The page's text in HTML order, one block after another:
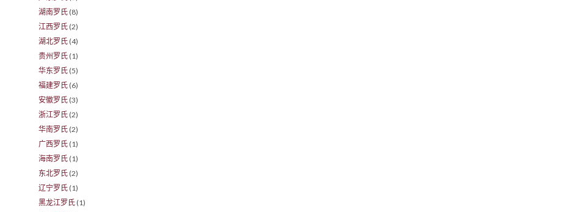
湖南罗氏 (8)
江西罗氏 (2)
湖北罗氏 (4)
贵州罗氏 (1)
华东罗氏 (5)
福建罗氏 (6)
安徽罗氏 (3)
浙江罗氏 (2)
华南罗氏 (2)
广西罗氏 (1)
海南罗氏 (1)
东北罗氏 (2)
辽宁罗氏 (1)
黑龙江罗氏 (1)